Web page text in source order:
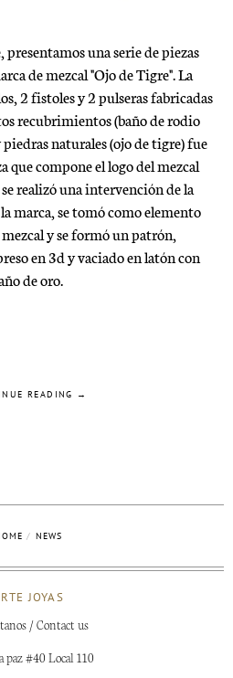
una serie de piezas
de mezcal "Ojo de Tigre". La
2 fistoles y 2 pulseras fabricadas
recubrimientos (baño de rodio
naturales (ojo de tigre) fue
que compone el logo del mezcal
realizó una intervención de la
marca, se tomó como elemento
y se formó un patrón,
en 3d y vaciado en latón con
de oro.
READING →
/ NEWS
JOYAS
/ Contact us
paz #40 Local 110